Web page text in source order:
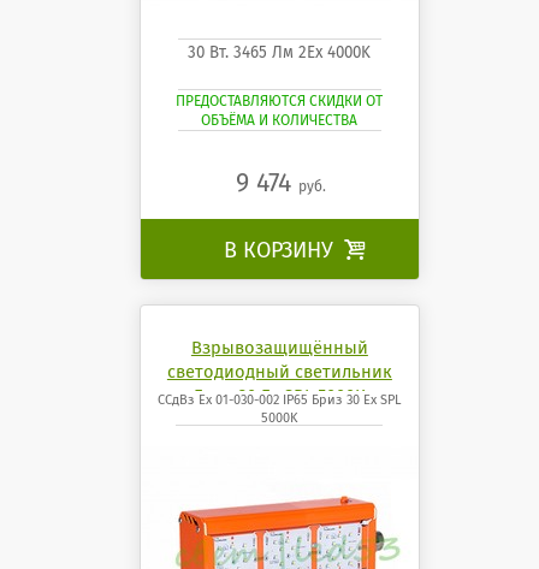
30 Вт. 3465 Лм 2Ех 4000K
ПРЕДОСТАВЛЯЮТСЯ СКИДКИ ОТ
ОБЪЁМА И КОЛИЧЕСТВА
9 474 руб.
В КОРЗИНУ 
Взрывозащищённый
светодиодный светильник
Бриз 30 Ех SPL 5000K
ССдВз Ех 01-030-002 IP65 Бриз 30 Ех SPL
5000K